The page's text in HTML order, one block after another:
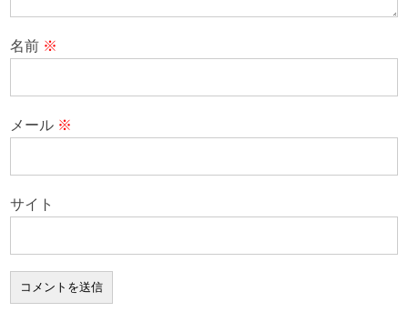
名前 ※
メール ※
サイト